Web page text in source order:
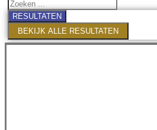
RESULTATEN
BEKIJK ALLE RESULTATEN